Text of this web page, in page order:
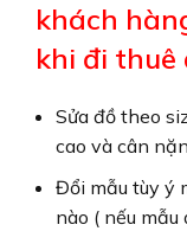
khách
khi đi thuê
Sửa đồ theo
cao và cân
Đổi mẫu tùy ý
nào ( nếu